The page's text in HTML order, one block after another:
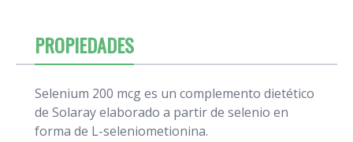
PROPIEDADES
Selenium 200 mcg es un complemento dietético
de Solaray elaborado a partir de selenio en
forma de L-seleniometionina.